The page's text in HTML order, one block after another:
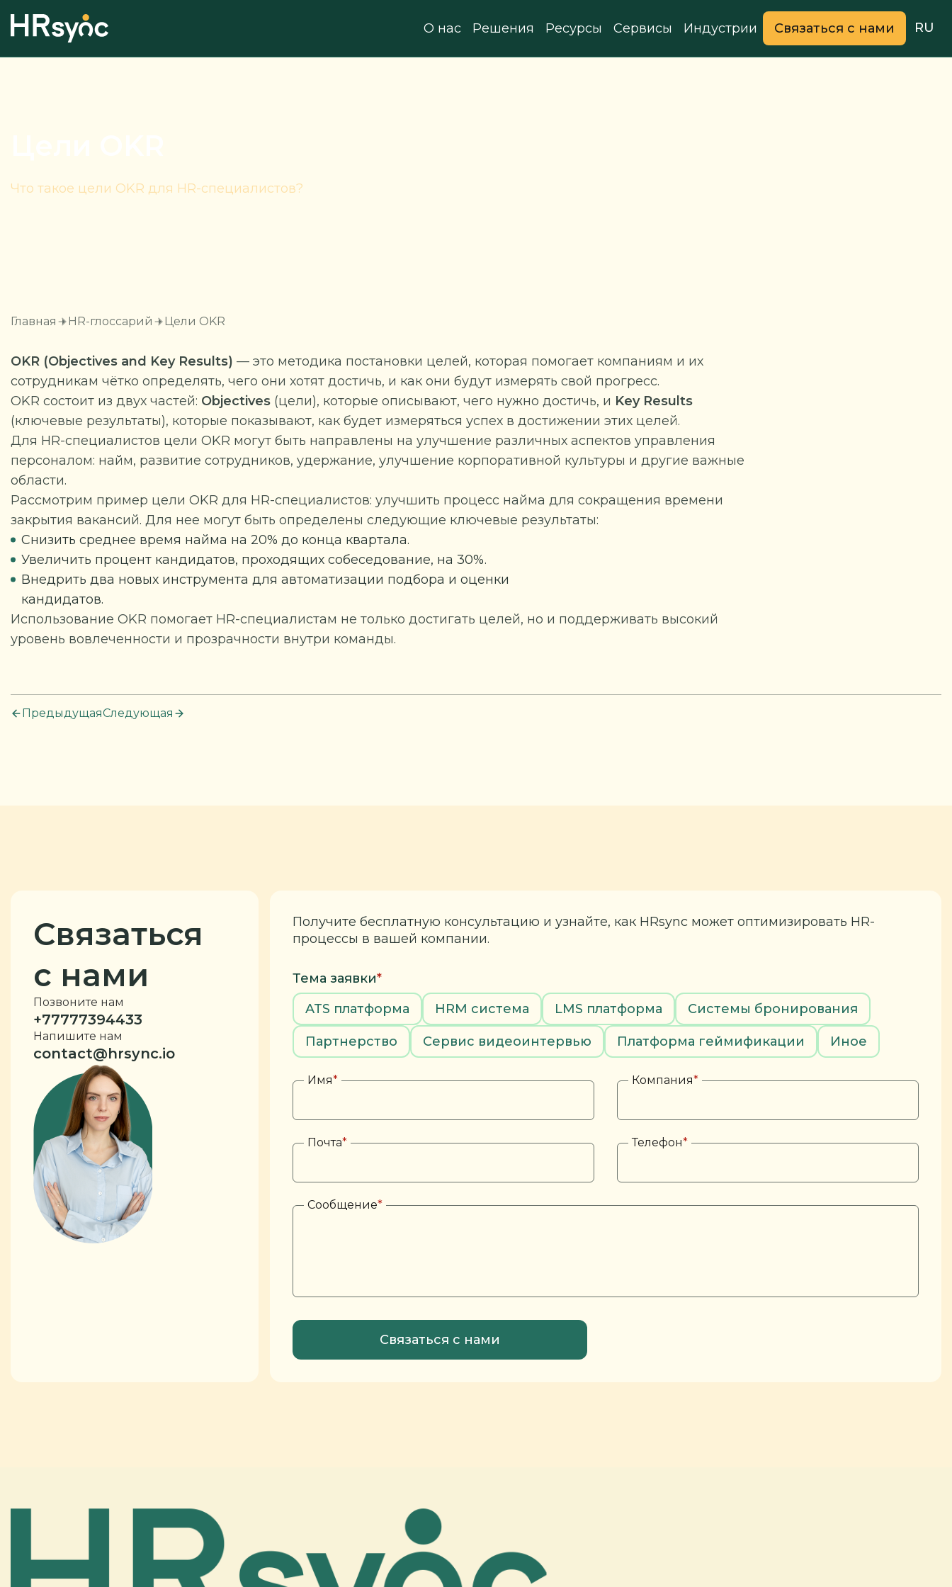
О нас Решения Ресурсы Сервисы Индустрии Связаться с нами RU
Что такое цели OKR для HR-специалистов?
Главная HR-глоссарий Цели OKR
OKR (Objectives and Key Results) — это методика постановки целей, которая помогает компаниям и их
сотрудникам чётко определять, чего они хотят достичь, и как они будут измерять свой прогресс.
OKR состоит из двух частей: Objectives (цели), которые описывают, чего нужно достичь, и Key Results
(ключевые результаты), которые показывают, как будет измеряться успех в достижении этих целей.
Для HR-специалистов цели OKR могут быть направлены на улучшение различных аспектов управления
персоналом: найм, развитие сотрудников, удержание, улучшение корпоративной культуры и другие важные
области.
Рассмотрим пример цели OKR для HR-специалистов: улучшить процесс найма для сокращения времени
закрытия вакансий. Для нее могут быть определены следующие ключевые результаты:
Снизить среднее время найма на 20% до конца квартала.
Увеличить процент кандидатов, проходящих собеседование, на 30%.
Внедрить два новых инструмента для автоматизации подбора и оценки
кандидатов.
Использование OKR помогает HR-специалистам не только достигать целей, но и поддерживать высокий
уровень вовлеченности и прозрачности внутри команды.
ПредыдущаяСледующая
Связаться
с нами
Позвоните нам
+77777394433
Напишите нам
contact@hrsync.io
Получите бесплатную консультацию и узнайте, как HRsync может оптимизировать HR-
процессы в вашей компании.
Тема заявки*
ATS платформа
HRM система LMS платформа Системы бронирования
Партнерство Сервис видеоинтервью Платформа геймификации Иное
Имя* Компания*
Почта* Телефон*
Сообщение*